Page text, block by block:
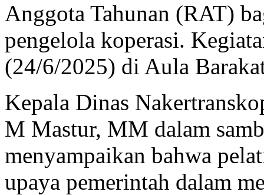
Anggota Tahunan (RAT)
pengelola koperasi.
(24/6/2025) di Aula
Kepala Dinas
M Mastur, MM dalam
menyampaikan bahwa
upaya pemerintah dalam